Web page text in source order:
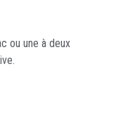
ou une à deux